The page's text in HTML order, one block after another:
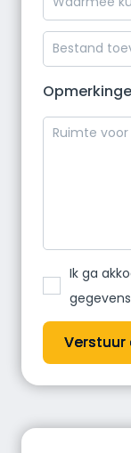
Ik ga
gegevens